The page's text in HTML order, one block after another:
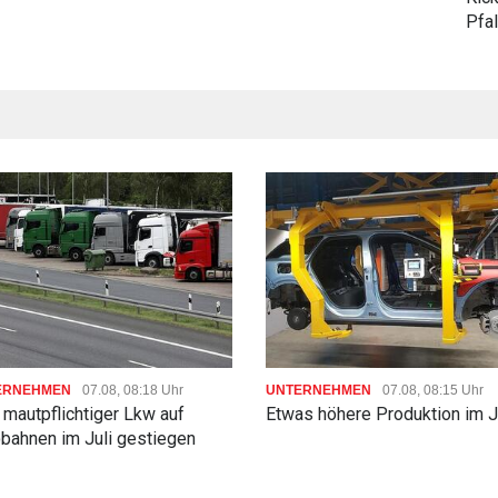
Warum: ideales Stadtauto Warum nicht:
Kleinwagen werden immer seltener
...
FAHRBERICHTE 28.11, 14:46 Uhr
Fahrbericht: Fiat 500 Hybrid -
Ein bisschen Strom muss
sein
07.08, 08:18 Uhr
mautpflichtiger Lkw auf
im Juli gestiegen
UNTERNEHMEN 07.08, 08:15 Uhr
Etwas höhere Produktion im